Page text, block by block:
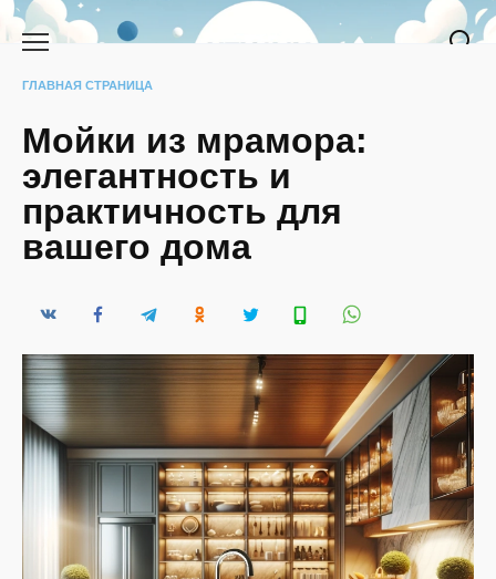
Перейти
ГЛАВНАЯ СТРАНИЦА
Мойки из мрамора:
элегантность и
практичность для
вашего дома